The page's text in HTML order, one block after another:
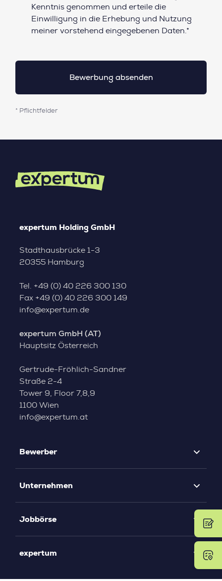
Datenschutz*
Kenntnis genommen und erteile die
Einwilligung in die Erhebung und Nutzung
meiner vorstehend eingegebenen Daten.*
* Pflichtfelder
expertum Holding GmbH
Stadthausbrücke 1-3
20355 Hamburg
Tel. +49 (0) 40 226 300 130
Fax +49 (0) 40 226 300 149
info@expertum.de
expertum GmbH (AT)
Hauptsitz Österreich
Gertrude-Fröhlich-Sandner
Straße 2-4
Tower 9, Floor 7,8,9
1100 Wien
info@expertum.at
Bewerber
Unternehmen
Jobbörse
expertum